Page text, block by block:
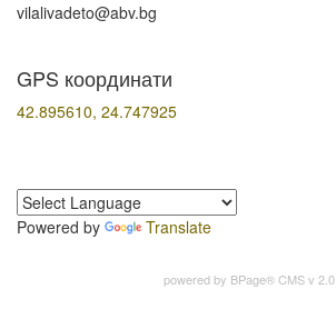
vilalivadeto@abv.bg
GPS координати
42.895610, 24.747925
Powered by Translate
powered by BPage® CMS v 2.0